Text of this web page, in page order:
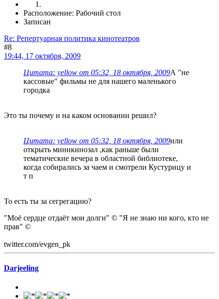
Расположение: Рабочий стол
Записан
Re: Репертуарная политика кинотеатров
#8
19:44, 17 октября, 2009
Цитата: yellow от 05:32, 18 октября, 2009А "не
кассовые" фильмы не для нашего маленького
городка
Это ты почему и на каком основании решил?
Цитата: yellow от 05:32, 18 октября, 2009или
открыть миникинозал ,как раньше были
тематические вечера в областной библиотеке,
когда собирались за чаем и смотрели Кустурицу и
т п
То есть ты за сегрегацию?
"Моё сердце отдаёт мои долги" © "Я не знаю ни кого, кто не
прав" ©
twitter.com/evgen_pk
Darjeeling